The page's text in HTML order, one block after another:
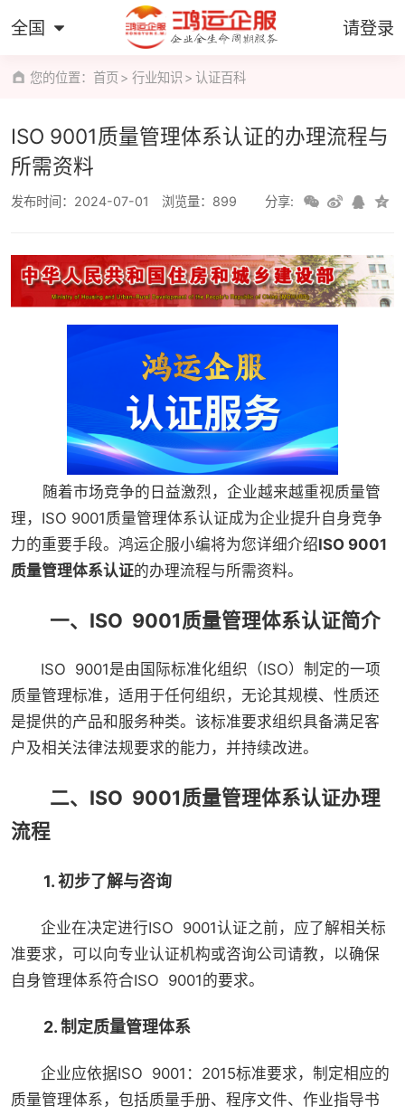
全国 请登录
您的位置：首页 行业知识 认证百科
ISO 9001质量管理体系认证的办理流程与
所需资料
发布时间：2024-07-01 浏览量：899 分享:
随着市场竞争的日益激烈，企业越来越重视质量管
理，ISO 9001质量管理体系认证成为企业提升自身竞争
力的重要手段。鸿运企服小编将为您详细介绍ISO 9001
质量管理体系认证的办理流程与所需资料。
一、ISO 9001质量管理体系认证简介
ISO 9001是由国际标准化组织（ISO）制定的一项
质量管理标准，适用于任何组织，无论其规模、性质还
是提供的产品和服务种类。该标准要求组织具备满足客
户及相关法律法规要求的能力，并持续改进。
二、ISO 9001质量管理体系认证办理
流程
1. 初步了解与咨询
企业在决定进行ISO 9001认证之前，应了解相关标
准要求，可以向专业认证机构或咨询公司请教，以确保
自身管理体系符合ISO 9001的要求。
2. 制定质量管理体系
企业应依据ISO 9001：2015标准要求，制定相应的
质量管理体系，包括质量手册、程序文件、作业指导书